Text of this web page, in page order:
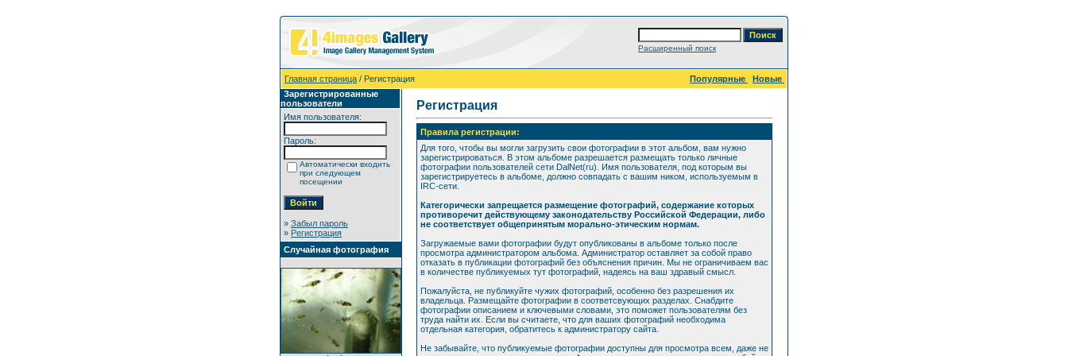
Расширенный поиск
Главная страница / Регистрация Популярные
Новые
Зарегистрированные
пользователи
Имя пользователя:
Пароль:
Автоматически входить
при следующем
посещении
» Забыл пароль
» Регистрация
Случайная фотография
Регистрация
Правила регистрации:
Для того, чтобы вы могли загрузить свои фотографии в этот альбом, вам нужно
зарегистрироваться. В этом альбоме разрешается размещать только личные
фотографии пользователей сети DalNet(ru). Имя пользователя, под которым вы
зарегистрируетесь в альбоме, должно совпадать с вашим ником, используемым в
IRC-сети.
Категорически запрещается размещение фотографий, содержание которых
противоречит действующему законодательству Российской Федерации, либо
не соответствует общепринятым морально-этическим нормам.
Загружаемые вами фотографии будут опубликованы в альбоме только после
просмотра администратором альбома. Администратор оставляет за собой право
отказать в публикации фотографий без объяснения причин. Мы не ограничиваем вас
в количестве публикуемых тут фотографий, надеясь на ваш здравый смысл.
Пожалуйста, не публикуйте чужих фотографий, особенно без разрешения их
владельца. Размещайте фотографии в соответсвующих разделах. Снабдите
фотографии описанием и ключевыми словами, это поможет пользователям без
труда найти их. Если вы считаете, что для ваших фотографий необходима
отдельная категория, обратитесь к администратору сайта.
Не забывайте, что публикуемые фотографии доступны для просмотра всем, даже не